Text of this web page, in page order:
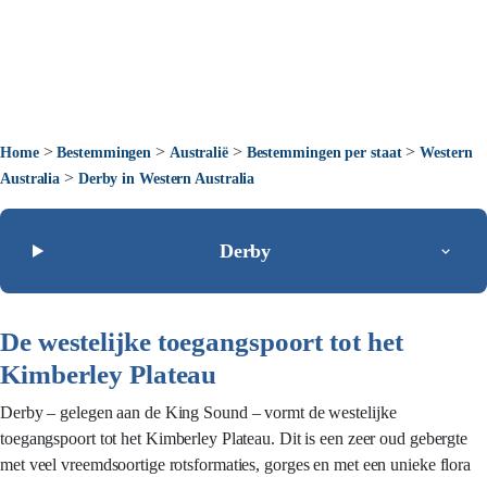
Home>Bestemmingen > Australië> Bestemmingen per staat>Western
Australia > Derby in Western Australia
Derby
De westelijke toegangspoort tot het
Kimberley Plateau
Derby – gelegen aan de King Sound – vormt de westelijke
toegangspoort tot het Kimberley Plateau. Dit is een zeer oud gebergte
met veel vreemdsoortige rotsformaties, gorges en met een unieke flora